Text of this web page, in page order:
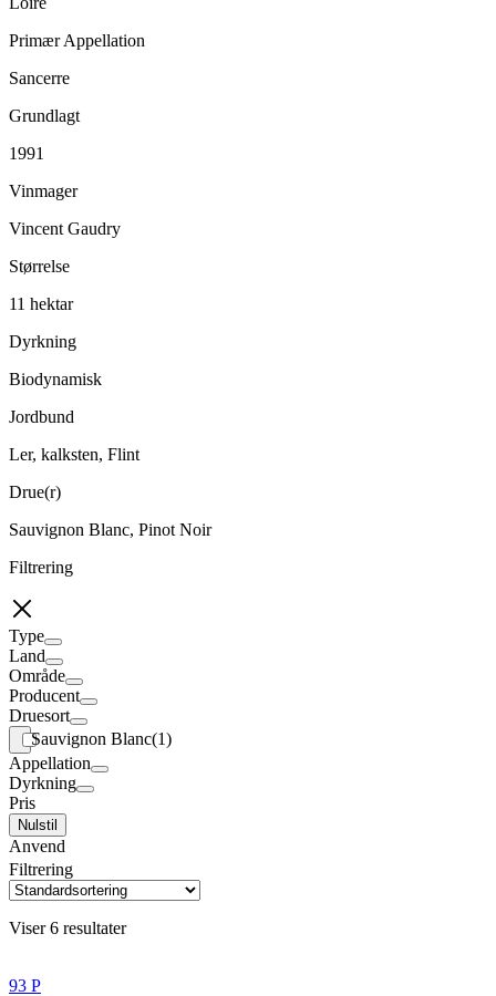
Primær Appellation
Sancerre
Grundlagt
1991
Vinmager
Vincent Gaudry
Størrelse
11 hektar
Dyrkning
Biodynamisk
Jordbund
Ler, kalksten, Flint
Drue(r)
Sauvignon Blanc, Pinot Noir
Filtrering
Type
Land
Område
Producent
Druesort
Sauvignon Blanc(1)
Appellation
Dyrkning
Pris
Nulstil
Anvend
Filtrering
Viser 6 resultater
93 P